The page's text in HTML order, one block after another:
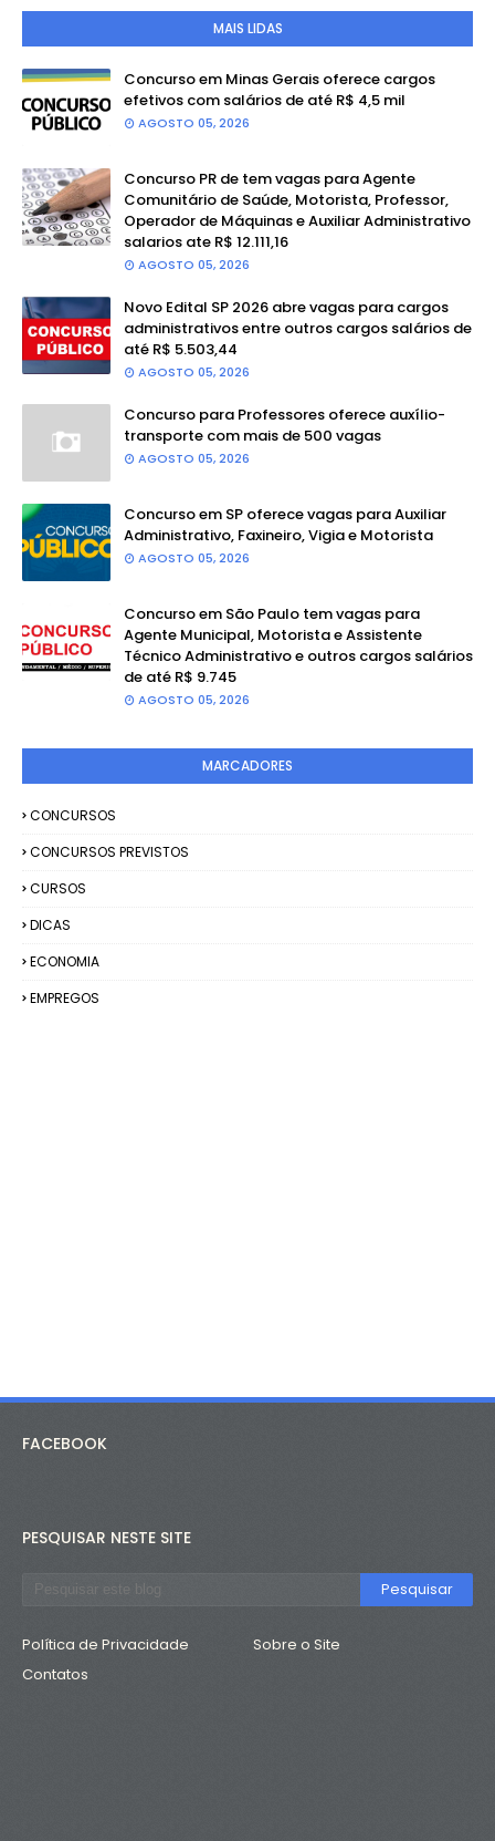
MAIS LIDAS
Concurso em Minas Gerais oferece cargos
efetivos com salários de até R$ 4,5 mil
AGOSTO 05, 2026
Concurso PR de tem vagas para Agente
Comunitário de Saúde, Motorista, Professor,
Operador de Máquinas e Auxiliar Administrativo
salarios ate R$ 12.111,16
AGOSTO 05, 2026
Novo Edital SP 2026 abre vagas para cargos
administrativos entre outros cargos salários de
até R$ 5.503,44
AGOSTO 05, 2026
Concurso para Professores oferece auxílio-
transporte com mais de 500 vagas
AGOSTO 05, 2026
Concurso em SP oferece vagas para Auxiliar
Administrativo, Faxineiro, Vigia e Motorista
AGOSTO 05, 2026
Concurso em São Paulo tem vagas para
Agente Municipal, Motorista e Assistente
Técnico Administrativo e outros cargos salários
de até R$ 9.745
AGOSTO 05, 2026
MARCADORES
CONCURSOS
CONCURSOS PREVISTOS
CURSOS
DICAS
ECONOMIA
EMPREGOS
FACEBOOK
PESQUISAR NESTE SITE
Política de Privacidade
Sobre o Site
Contatos